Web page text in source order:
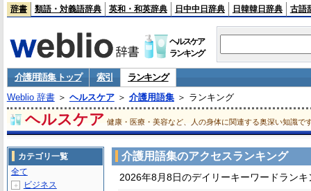
辞書 類語・対義語辞典 英和・和英辞典 日中中日辞典 日韓韓日辞典 古語
ヘルスケア
ランキング
介護用語集 トップ 索引
ランキング
Weblio 辞書＞ ヘルスケア＞ 介護用語集＞ ランキング
ヘルスケア 健康・医療・美容など、人の身体に関連する奥深い知識で
介護用語集のアクセスランキング
2026年8月8日のデイリーキーワードランキ
カテゴリ一覧
全て
＋ ビジネス